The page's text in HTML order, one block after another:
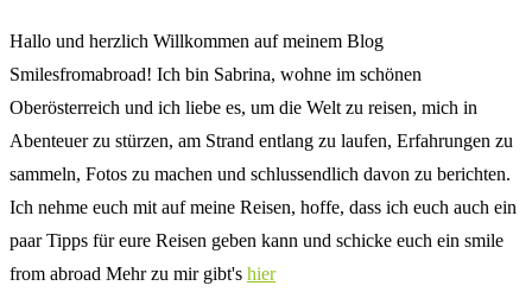
Hallo und herzlich Willkommen auf meinem Blog
Smilesfromabroad! Ich bin Sabrina, wohne im schönen
Oberösterreich und ich liebe es, um die Welt zu reisen, mich in
Abenteuer zu stürzen, am Strand entlang zu laufen, Erfahrungen zu
sammeln, Fotos zu machen und schlussendlich davon zu berichten.
Ich nehme euch mit auf meine Reisen, hoffe, dass ich euch auch ein
paar Tipps für eure Reisen geben kann und schicke euch ein smile
from abroad Mehr zu mir gibt's hier